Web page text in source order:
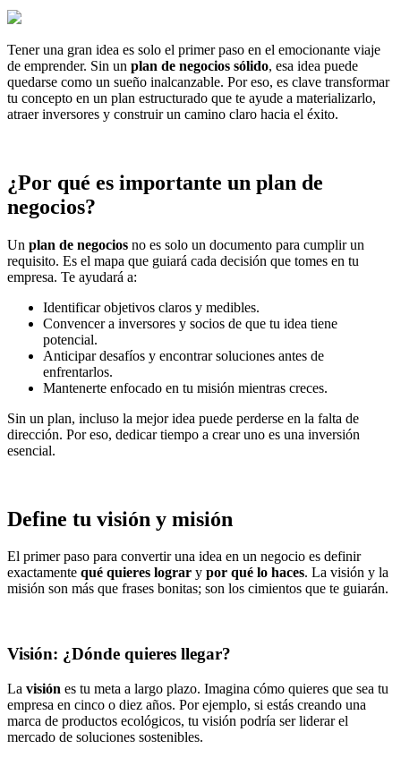
Tener una gran idea es solo el primer paso en el emocionante viaje
de emprender. Sin un plan de negocios sólido, esa idea puede
quedarse como un sueño inalcanzable. Por eso, es clave transformar
tu concepto en un plan estructurado que te ayude a materializarlo,
atraer inversores y construir un camino claro hacia el éxito.
¿Por qué es importante un plan de
negocios?
Un plan de negocios no es solo un documento para cumplir un
requisito. Es el mapa que guiará cada decisión que tomes en tu
empresa. Te ayudará a:
Identificar objetivos claros y medibles.
Convencer a inversores y socios de que tu idea tiene
potencial.
Anticipar desafíos y encontrar soluciones antes de
enfrentarlos.
Mantenerte enfocado en tu misión mientras creces.
Sin un plan, incluso la mejor idea puede perderse en la falta de
dirección. Por eso, dedicar tiempo a crear uno es una inversión
esencial.
Define tu visión y misión
El primer paso para convertir una idea en un negocio es definir
exactamente qué quieres lograr y por qué lo haces. La visión y la
misión son más que frases bonitas; son los cimientos que te guiarán.
Visión: ¿Dónde quieres llegar?
La visión es tu meta a largo plazo. Imagina cómo quieres que sea tu
empresa en cinco o diez años. Por ejemplo, si estás creando una
marca de productos ecológicos, tu visión podría ser liderar el
mercado de soluciones sostenibles.